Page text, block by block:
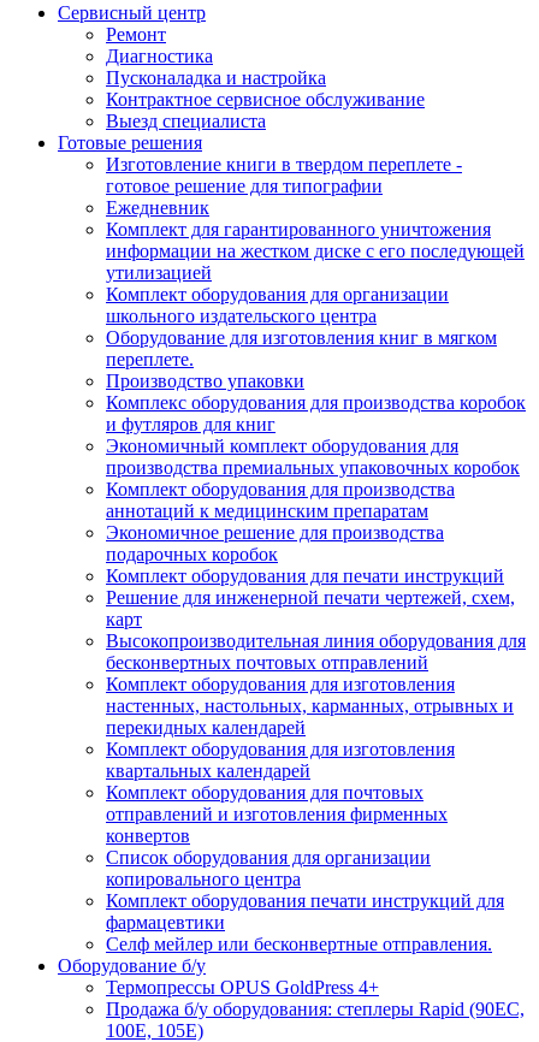
Сервисный центр
Ремонт
Диагностика
Пусконаладка и настройка
Контрактное сервисное обслуживание
Выезд специалиста
Готовые решения
Изготовление книги в твердом переплете -
готовое решение для типографии
Ежедневник
Комплект для гарантированного уничтожения
информации на жестком диске с его последующей
утилизацией
Комплект оборудования для организации
школьного издательского центра
Оборудование для изготовления книг в мягком
переплете.
Производство упаковки
Комплекс оборудования для производства коробок
и футляров для книг
Экономичный комплект оборудования для
производства премиальных упаковочных коробок
Комплект оборудования для производства
аннотаций к медицинским препаратам
Экономичное решение для производства
подарочных коробок
Комплект оборудования для печати инструкций
Решение для инженерной печати чертежей, схем,
карт
Высокопроизводительная линия оборудования для
бесконвертных почтовых отправлений
Комплект оборудования для изготовления
настенных, настольных, карманных, отрывных и
перекидных календарей
Комплект оборудования для изготовления
квартальных календарей
Комплект оборудования для почтовых
отправлений и изготовления фирменных
конвертов
Список оборудования для организации
копировального центра
Комплект оборудования печати инструкций для
фармацевтики
Селф мейлер или бесконвертные отправления.
Оборудование б/у
Термопрессы OPUS GoldPress 4+
Продажа б/у оборудования: степлеры Rapid (90EC,
100E, 105E)